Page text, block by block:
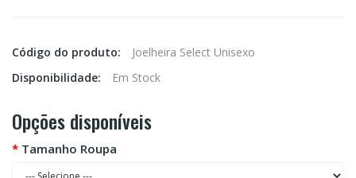
Código do produto:
Joelheira Select Unisexo
Disponibilidade:
Em Stock
Opções disponíveis
Tamanho Roupa